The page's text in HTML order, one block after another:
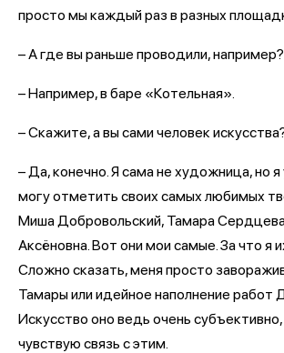
просто мы каждый раз в разных
– А где вы раньше проводили, например?
– Например, в баре «Котельная».
– Скажите, а вы сами человек
– Да, конечно. Я сама не художница, но я
могу отметить своих самых любимых
Миша Добровольский, Тамара
Аксёновна. Вот они мои самые. За что я
Сложно сказать, меня просто
Тамары или идейное наполнение работ
Искусство оно ведь очень субъективно,
чувствую связь с этим.